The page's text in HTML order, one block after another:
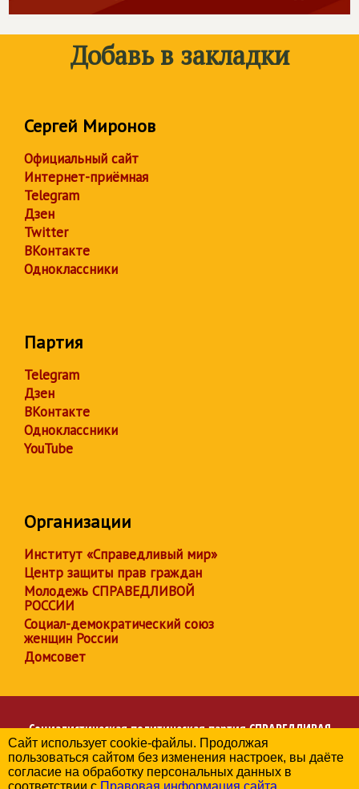
Добавь в закладки
Сергей Миронов
Официальный сайт
Интернет-приёмная
Telegram
Дзен
Twitter
ВКонтакте
Одноклассники
Партия
Telegram
Дзен
ВКонтакте
Одноклассники
YouTube
Организации
Институт «Справедливый мир»
Центр защиты прав граждан
Молодежь СПРАВЕДЛИВОЙ
РОССИИ
Социал-демократический союз
женщин России
Домсовет
Социалистическая политическая партияСПРАВЕДЛИВАЯ
РОССИЯ
Региональное отделение партии в Калужской области
© 2006-2026
Сайт использует cookie-файлы. Продолжая
пользоваться сайтом без изменения настроек, вы даёте
согласие на обработку персональных данных в
соответствии с Правовая информация сайта